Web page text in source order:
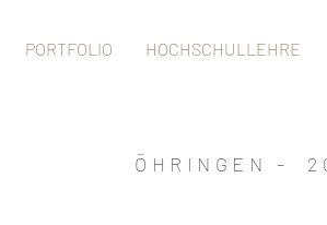
PORTFOLIO HOCHSCHULLEHRE
ÖHRINGEN -